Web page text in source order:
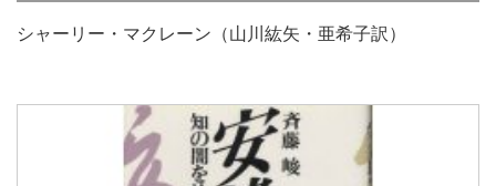
シャーリー・マクレーン（山川紘矢・亜希子訳）